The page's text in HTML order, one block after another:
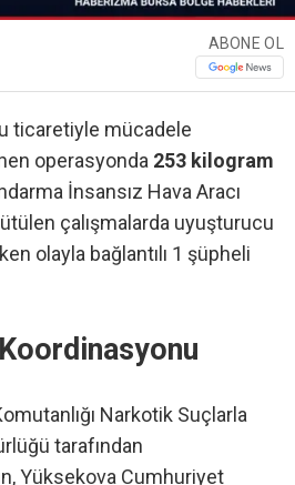
ABONE OL
ticaretiyle mücadele
operasyonda 253 kilogram
İnsansız Hava Aracı
çalışmalarda uyuşturucu
olayla bağlantılı 1 şüpheli
Narkotik Suçlarla
tarafından
Yüksekova Cumhuriyet